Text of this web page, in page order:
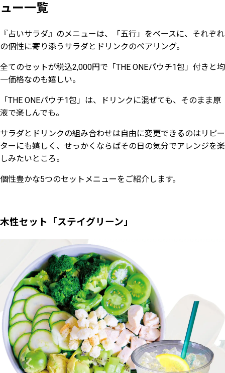
ュー一覧
『占いサラダ』のメニューは、「五行」をベースに、それぞれ
の個性に寄り添うサラダとドリンクのペアリング。
全てのセットが税込2,000円で「THE ONEパウチ1包」付きと均
一価格なのも嬉しい。
「THE ONEパウチ1包」は、ドリンクに混ぜても、そのまま原
液で楽しんでも。
サラダとドリンクの組み合わせは自由に変更できるのはリピー
ターにも嬉しく、せっかくならばその日の気分でアレンジを楽
しみたいところ。
個性豊かな5つのセットメニューをご紹介します。
木性セット「ステイグリーン」